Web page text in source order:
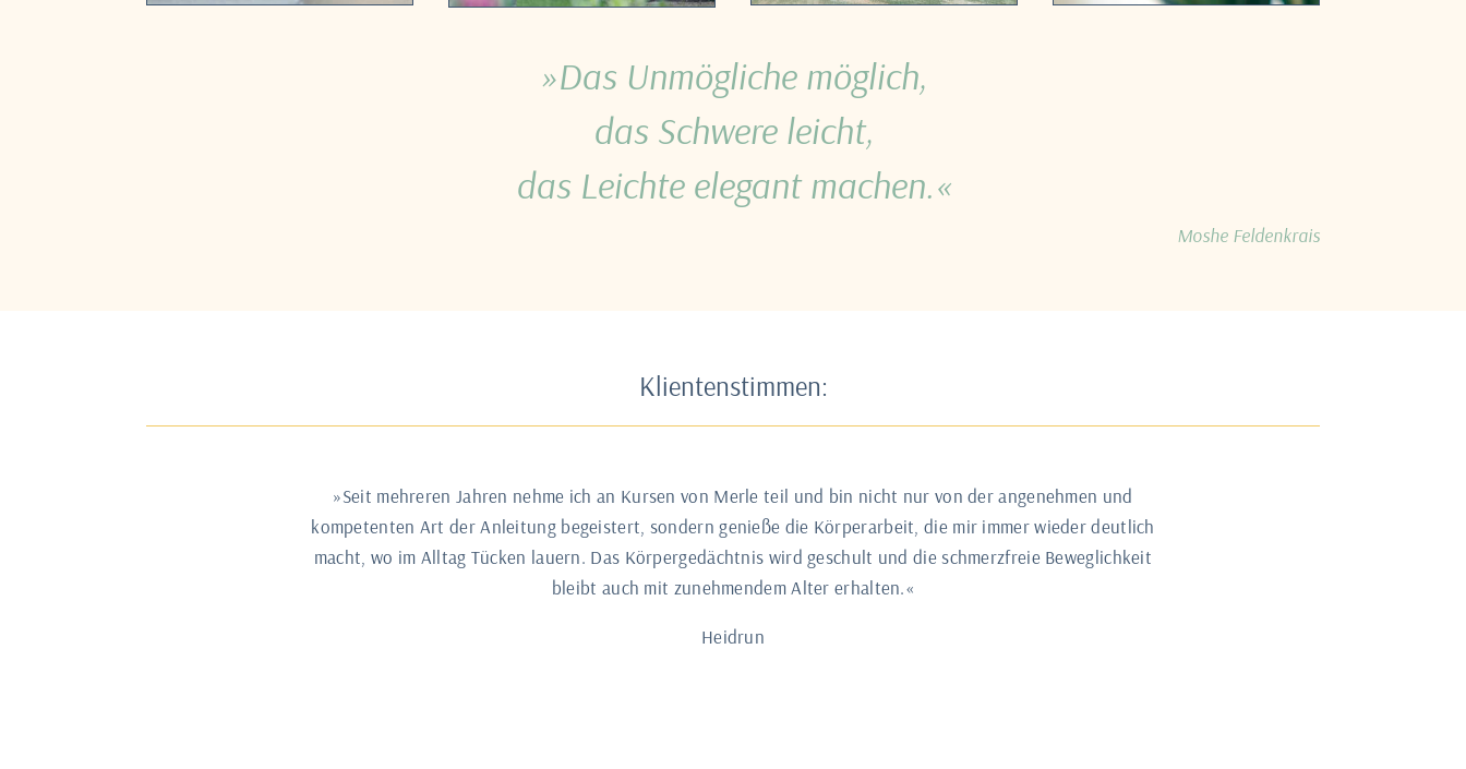
»Das Unmögliche möglich,
das Schwere leicht,
das Leichte elegant machen.«
Moshe Feldenkrais
Klientenstimmen:
»Seit mehreren Jahren nehme ich an Kursen von Merle teil und bin nicht nur von der angenehmen und
kompetenten Art der Anleitung begeistert, sondern genieße die Körperarbeit, die mir immer wieder deutlich
macht, wo im Alltag Tücken lauern. Das Körpergedächtnis wird geschult und die schmerzfreie Beweglichkeit
bleibt auch mit zunehmendem Alter erhalten.«
Heidrun